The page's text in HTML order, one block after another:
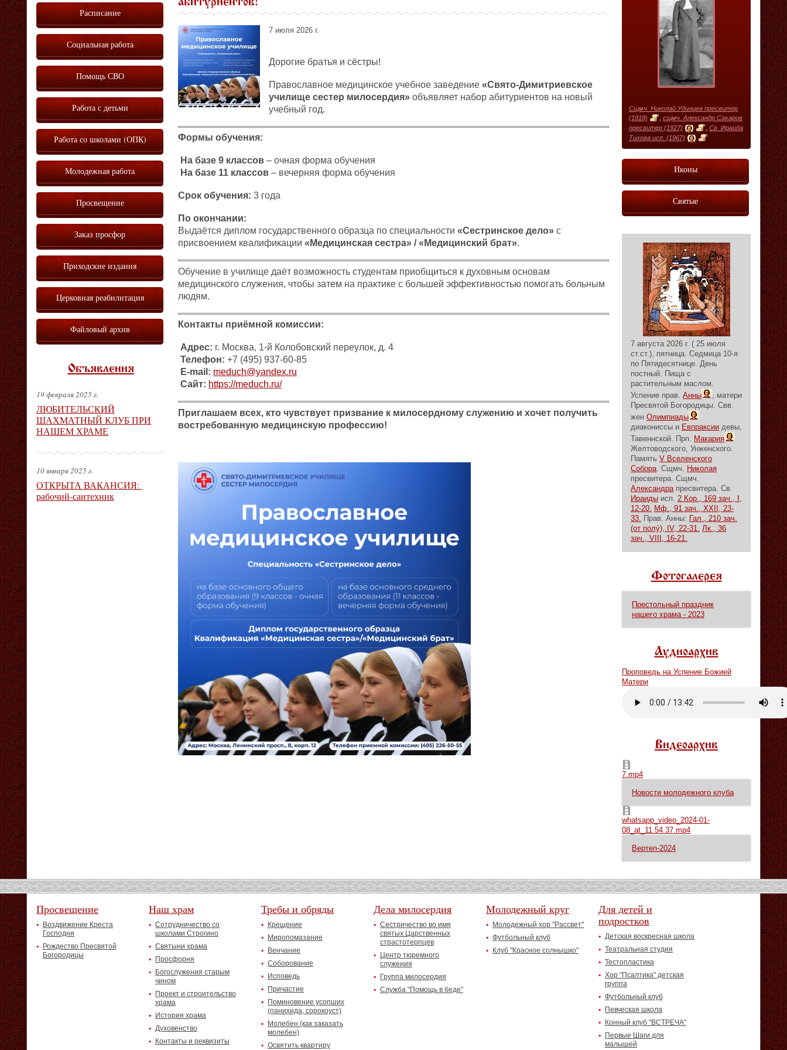
7 июля 2026 г.
Дорогие братья и сёстры!
Православное медицинское учебное заведение «Свято-Димитриевское
училище сестер милосердия» объявляет набор абитуриентов на новый
учебный год.
Формы обучения:
На базе 9 классов – очная форма обучения
На базе 11 классов – вечерняя форма обучения
Срок обучения: 3 года
По окончании:
Выдаётся диплом государственного образца по специальности «Сестринское дело» с
присвоением квалификации «Медицинская сестра» / «Медицинский брат».
Обучение в училище даёт возможность студентам приобщиться к духовным основам
медицинского служения, чтобы затем на практике с большей эффективностью помогать больным
людям.
Контакты приёмной комиссии:
Адрес: г. Москва, 1-й Колобовский переулок, д. 4
Телефон: +7 (495) 937-60-85
E-mail: meduch@yandex.ru
Сайт: https://meduch.ru/
Приглашаем всех, кто чувствует призвание к милосердному служению и хочет получить
востребованную медицинскую профессию!
Расписание
Социальная работа
Помощь СВО
Работа с детьми
Работа со школами (ОПК)
Молодежная работа
Просвещение
Заказ просфор
Приходские издания
Церковная реабилитация
Файловый архив
Объявления
19 февраля 2025 г.
ЛЮБИТЕЛЬСКИЙ
ШАХМАТНЫЙ КЛУБ ПРИ
НАШЕМ ХРАМЕ
10 января 2025 г.
ОТКРЫТА ВАКАНСИЯ:
рабочий-сантехник
Сщмч. Николай Удинцев пресвитер
(1918)
сщмч. Александр Сахаров
пресвитер (1927)
Св. Ираида
Тихова исп. (1967)
Иконы
Святые
7 августа 2026 г. ( 25 июля
ст.ст.), пятница. Седмица 10-я
по Пятидесятнице. День
постный. Пища с
растительным маслом.
Успение прав. Анны
, матери
Пресвятой Богородицы. Свв.
жен Олимпиады
диакониссы и Евпраксии девы,
Тавеннской. Прп. Макария
Желтоводского, Унженского.
Память V Вселенского
Собора. Сщмч. Николая
пресвитера. Сщмч.
Александрапресвитера. Св.
Ираиды исп. 2 Кор., 169 зач., I,
12-20. Мф., 91 зач., XXII, 23-
33. Прав. Анны: Гал., 210 зач.
(от полу́), IV, 22-31. Лк., 36
зач., VIII, 16-21.
Фотогалерея
Престольный праздник
нашего храма - 2023
Аудиоархив
Проповедь на Успение Божией
Матери
Видеоархив
7.mp4
7.mp4
Новости молодежного клуба
whatsapp_video_2024-01-08_at_11.54.37.mp4
whatsapp_video_2024-01-
08_at_11.54.37.mp4
Вертеп-2024
Просвещение
Воздвижение Креста
Господня
Рождество Пресвятой
Богородицы
Наш храм
Сотрудничество со
школами Строгино
Святыни храма
Просфорня
Богослужения старым
чином
Проект и строительство
храма
История храма
Духовенство
Контакты и реквизиты
Требы и обряды
Крещение
Миропомазание
Венчание
Соборование
Исповедь
Причастие
Поминовение усопших
(панихида, сорокоуст)
Молебен (как заказать
молебен)
Освятить квартиру
Дела милосердия
Сестричество во имя
святых Царственных
страстотерпцев
Центр тюремного
служения
Группа милосердия
Служба "Помощь в беде"
Молодежный круг
Молодежный хор "Рассвет"
Футбольный клуб
Клуб "Красное солнышко"
Для детей и
подростков
Детская воскресная школа
Театральная студия
Тестопластика
Хор "Псалтика" детская
группа
Футбольный клуб
Певческая школа
Конный клуб "ВСТРЕЧА"
Первые Шаги для
малышей